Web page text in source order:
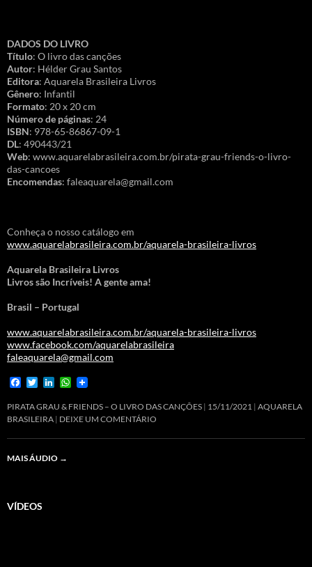
DADOS DO LIVRO
Título: O livro das canções
Autor: Hélder Grau Santos
Editora: Aquarela Brasileira Livros
Gênero: Infantil
Formato: 20 x 20 cm
Número de páginas: 24
ISBN: 978-65-86867-09-1
DL: 490443/21
Web: www.aquarelabrasileira.com.br/pirata-grau-friends-o-livro-
das-cancoes
Encomendas: faleaquarela@gmail.com
Conheça o nosso catálogo em
www.aquarelabrasileira.com.br/aquarela-brasileira-livros
Aquarela Brasileira Livros
Livros são Incríveis! A gente ama!
Brasil – Portugal
www.aquarelabrasileira.com.br/aquarela-brasileira-livros
www.facebook.com/aquarelabrasileira
faleaquarela@gmail.com
F
c
e
b
o
k
T
i
t
t
e
n
k
e
d
n
W
a
t
s
A
PIRATA GRAU & FRIENDS – O LIVRO DAS CANÇÕES 15/11/2021
AQUARELA
BRASILEIRA DEIXE UM COMENTÁRIO
MAIS ÁUDIO →
VÍDEOS